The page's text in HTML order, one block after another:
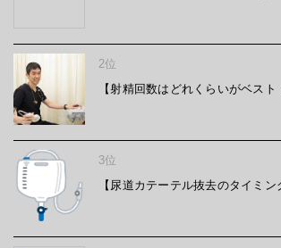
2位
【射精回数はどれくらいがベスト
3位
【尿道カテーテル抜去のタイミン